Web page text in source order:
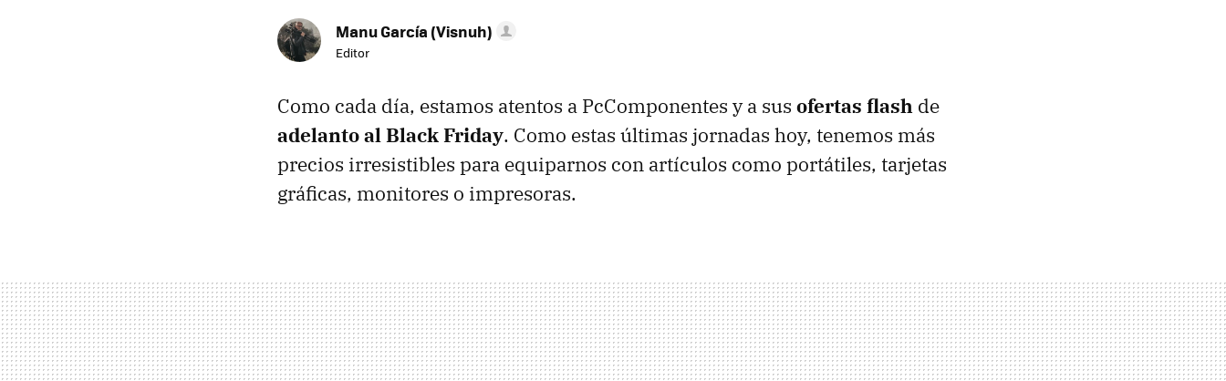
Manu García (Visnuh)
Editor
Como cada día, estamos atentos a PcComponentes y a sus ofertas flash de
adelanto al Black Friday. Como estas últimas jornadas hoy, tenemos más
precios irresistibles para equiparnos con artículos como portátiles, tarjetas
gráficas, monitores o impresoras.